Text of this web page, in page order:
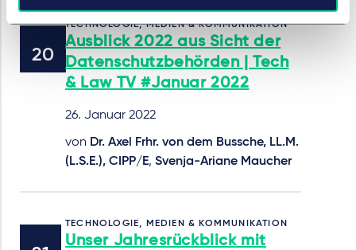
TECHNOLOGIE, MEDIEN & KOMMUNIKATION
Ausblick 2022 aus Sicht der
Datenschutzbehörden | Tech
& Law TV #Januar 2022
26. Januar 2022
von Dr. Axel Frhr. von dem Bussche, LL.M.
(L.S.E.), CIPP/E, Svenja-Ariane Maucher
TECHNOLOGIE, MEDIEN & KOMMUNIKATION
Unser Jahresrückblick mit